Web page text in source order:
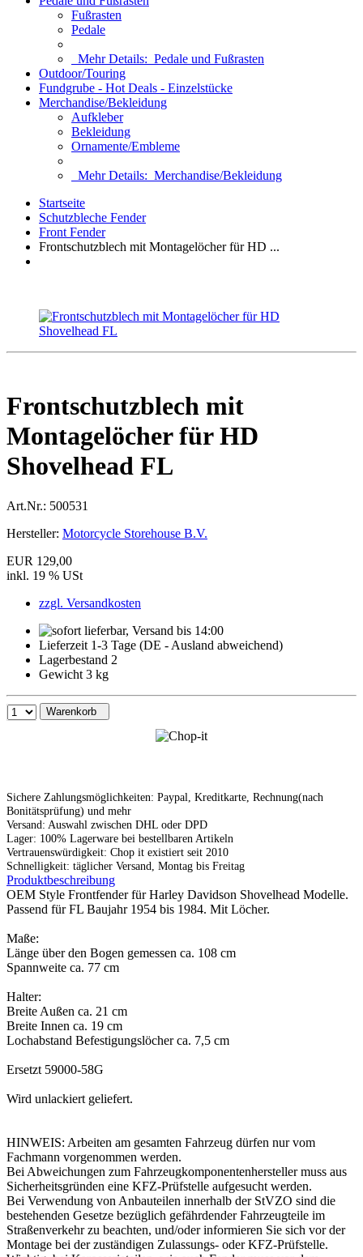
Fußrasten
Pedale
Mehr Details: Pedale und Fußrasten
Outdoor/Touring
Fundgrube - Hot Deals - Einzelstücke
Merchandise/Bekleidung
Aufkleber
Bekleidung
Ornamente/Embleme
Mehr Details: Merchandise/Bekleidung
Startseite
Schutzbleche Fender
Front Fender
Frontschutzblech mit Montagelöcher für HD ...
Frontschutzblech mit
Montagelöcher für HD
Shovelhead FL
Art.Nr.: 500531
Hersteller: Motorcycle Storehouse B.V.
EUR 129,00
inkl. 19 % USt
zzgl. Versandkosten
Lieferzeit 1-3 Tage (DE - Ausland abweichend)
Lagerbestand 2
Gewicht 3 kg
Warenkorb
Sichere Zahlungsmöglichkeiten: Paypal, Kreditkarte, Rechnung(nach
Bonitätsprüfung) und mehr
Versand: Auswahl zwischen DHL oder DPD
Lager: 100% Lagerware bei bestellbaren Artikeln
Vertrauenswürdigkeit: Chop it existiert seit 2010
Schnelligkeit: täglicher Versand, Montag bis Freitag
Produktbeschreibung
OEM Style Frontfender für Harley Davidson Shovelhead Modelle.
Passend für FL Baujahr 1954 bis 1984. Mit Löcher.
Maße:
Länge über den Bogen gemessen ca. 108 cm
Spannweite ca. 77 cm
Halter:
Breite Außen ca. 21 cm
Breite Innen ca. 19 cm
Lochabstand Befestigungslöcher ca. 7,5 cm
Ersetzt 59000-58G
Wird unlackiert geliefert.
HINWEIS: Arbeiten am gesamten Fahrzeug dürfen nur vom
Fachmann vorgenommen werden.
Bei Abweichungen zum Fahrzeugkomponentenhersteller muss aus
Sicherheitsgründen eine KFZ-Prüfstelle aufgesucht werden.
Bei Verwendung von Anbauteilen innerhalb der StVZO sind die
bestehenden Gesetze bezüglich gefährdender Fahrzeugteile im
Straßenverkehr zu beachten, und/oder informieren Sie sich vor der
Montage bei der zuständigen Zulassungs- oder KFZ-Prüfstelle.